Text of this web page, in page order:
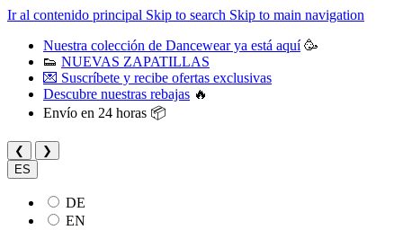
Ir al contenido principal Skip to search Skip to main navigation
Nuestra colección de Dancewear ya está aquí🥳
👟 NUEVAS ZAPATILLAS
💌 Suscríbete y recibe ofertas exclusivas
Descubre nuestras rebajas 🔥
Envío en 24 horas 📦
❮
❯
ES
DE
EN